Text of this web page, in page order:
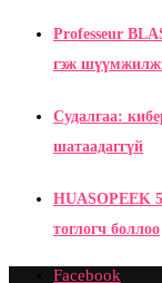
Professeur
гэж
Судалгаа:
шатаадаггүй
HUASOPEEK
тоглогч боллоо
Facebook